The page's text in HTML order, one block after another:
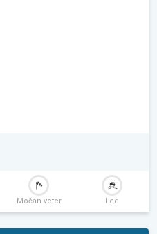
Močan veter Led